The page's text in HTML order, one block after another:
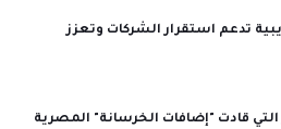
تدعم استقرار الشركات وتعزز
قادت "إضافات الخرسانة" المصرية